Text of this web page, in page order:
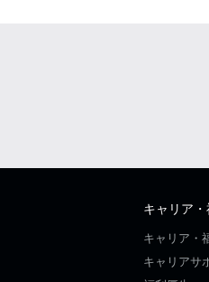
キャリア
キャリア・
キャリアサ